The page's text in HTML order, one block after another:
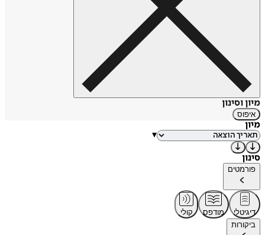
מיון וסינון
איפוס
מיון
▾
סינון
פורמטים
דיגיטלי מודפס
קולי
ביקורות